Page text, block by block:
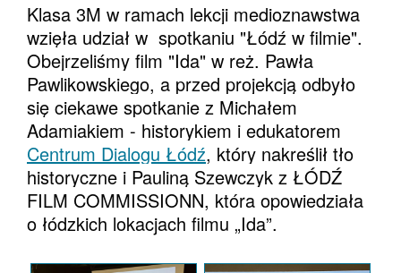
Klasa 3M w ramach lekcji medioznawstwa
wzięła udział w spotkaniu "Łódź w filmie".
Obejrzeliśmy film "Ida" w reż. Pawła
Pawlikowskiego, a przed projekcją odbyło
się ciekawe spotkanie z Michałem
Adamiakiem - historykiem i edukatorem
Centrum Dialogu Łódź, który nakreślił tło
historyczne i Pauliną Szewczyk z ŁÓDŹ
FILM COMMISSIONN, która opowiedziała
o łódzkich lokacjach filmu „Ida”.